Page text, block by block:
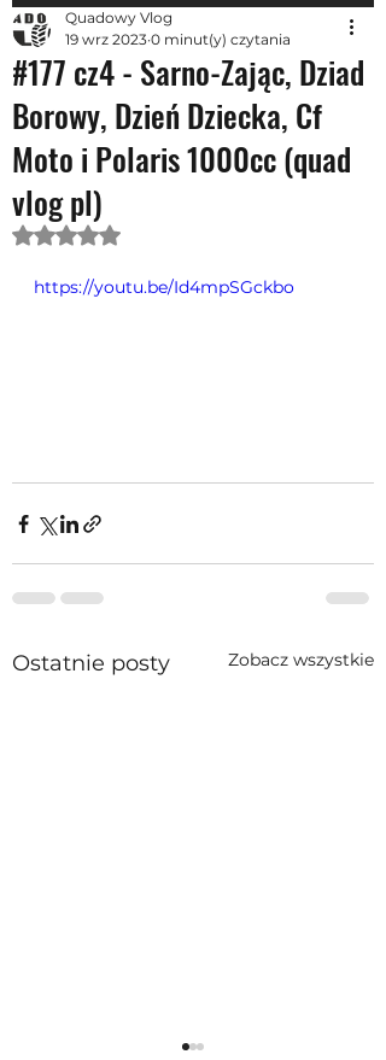
#177 cz4 - Sarno-Zając, Dziad
Borowy, Dzień Dziecka, Cf
Moto i Polaris 1000cc (quad
vlog pl)
Quadowy Vlog
19 wrz 2023 0 minut(y) czytania
Oceniono na NaN z 5 gwiazdek.
https://youtu.be/Id4mpSGckbo
Ostatnie posty Zobacz wszystkie